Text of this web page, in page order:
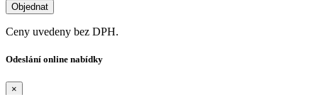
Ceny uvedeny bez DPH.
Odeslání online nabídky
×